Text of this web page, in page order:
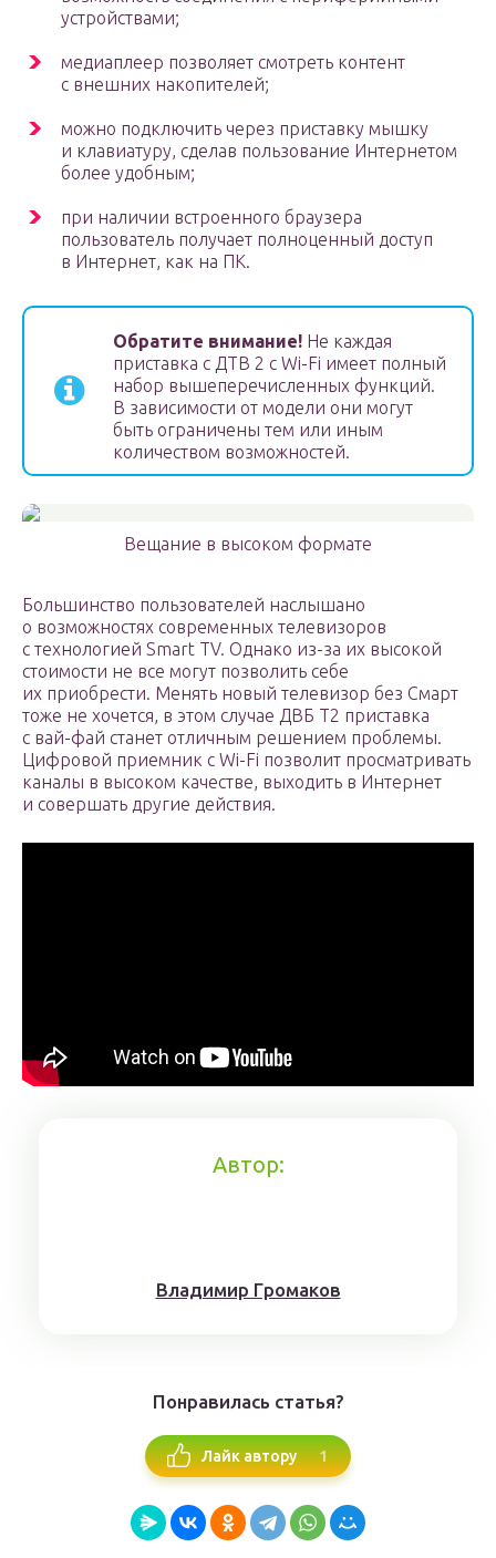
устройствами;
медиаплеер позволяет смотреть контент
с внешних накопителей;
можно подключить через приставку мышку
и клавиатуру, сделав пользование Интернетом
более удобным;
при наличии встроенного браузера
пользователь получает полноценный доступ
в Интернет, как на ПК.
Обратите внимание! Не каждая
приставка с ДТВ 2 с Wi-Fi имеет полный
набор вышеперечисленных функций.
В зависимости от модели они могут
быть ограничены тем или иным
количеством возможностей.
Вещание в высоком формате
Большинство пользователей наслышано
о возможностях современных телевизоров
с технологией Smart TV. Однако из-за их высокой
стоимости не все могут позволить себе
их приобрести. Менять новый телевизор без Смарт
тоже не хочется, в этом случае ДВБ Т2 приставка
с вай-фай станет отличным решением проблемы.
Цифровой приемник с Wi-Fi позволит просматривать
каналы в высоком качестве, выходить в Интернет
и совершать другие действия.
Автор:
Влaдимиp Гpoмaкoв
Понравилась статья?
Лайк автору 1